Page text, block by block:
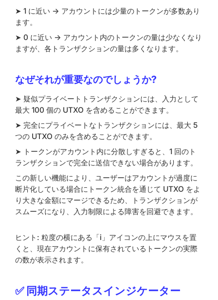
➤ 1 に近い → アカウントには少量のトークンが多数あり
ます。
➤ 0 に近い → アカウント内のトークンの量は少なくなり
ますが、各トランザクションの量は多くなります。
なぜそれが重要なのでしょうか?
➤ 疑似プライベートトランザクションには、入力として
最大 100 個の UTXO を含めることができます。
➤ 完全にプライベートなトランザクションには、最大 5
つの UTXO のみを含めることができます。
➤ トークンがアカウント内に分散しすぎると、1 回のト
ランザクションで完全に送信できない場合があります。
この新しい機能により、ユーザーはアカウントが過度に
断片化している場合にトークン統合を通じて UTXO をよ
り大きな金額にマージできるため、トランザクションが
スムーズになり、入力制限による障害を回避できます。
ヒント: 粒度の横にある「i」アイコンの上にマウスを置
くと、現在アカウントに保有されているトークンの実際
の数が表示されます。
✅ 同期ステータスインジケーター